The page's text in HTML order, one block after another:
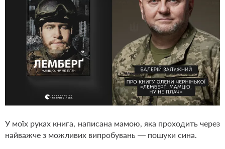
У моїх руках книга, написана мамою, яка проходить через
найважче з можливих випробувань — пошуки сина.